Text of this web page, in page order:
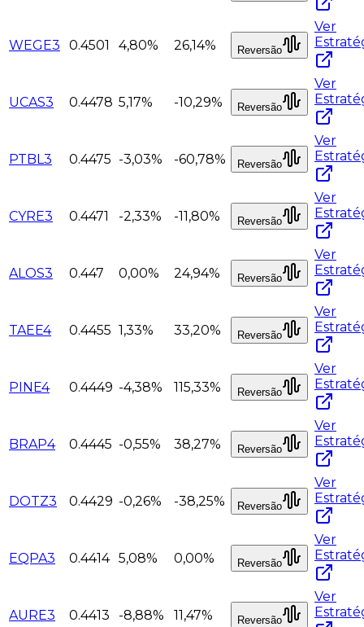
WEGE3 0.4501 4,80% 26,14% Reversão
Ver
UCAS3 0.4478 5,17% -10,29% Reversão
Ver
PTBL3 0.4475 -3,03% -60,78% Reversão
Ver
CYRE3 0.4471 -2,33% -11,80% Reversão
Ver
ALOS3 0.447 0,00% 24,94% Reversão
Ver
TAEE4 0.4455 1,33% 33,20% Reversão
Ver
PINE4 0.4449 -4,38% 115,33% Reversão
Ver
BRAP4 0.4445 -0,55% 38,27% Reversão
Ver
DOTZ3 0.4429 -0,26% -38,25% Reversão
Ver
EQPA3 0.4414 5,08% 0,00% Reversão
Ver
AURE3 0.4413 -8,88% 11,47% Reversão
Ver